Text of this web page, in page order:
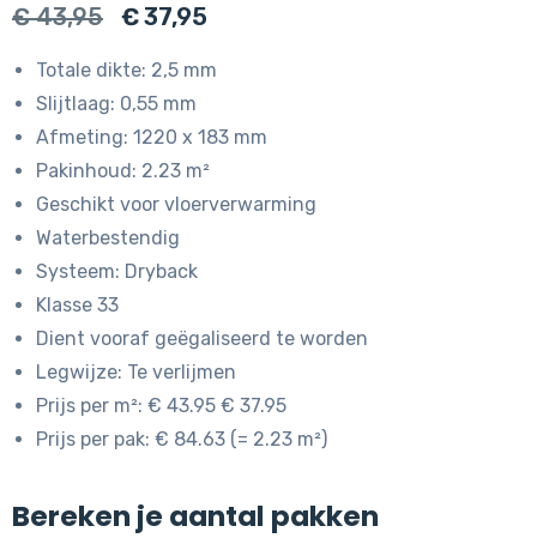
€43,95
Oorspronkelijke
€ 43,95.
€37,95
€ 37,95.
Totale dikte: 2,5 mm
Slijtlaag: 0,55 mm
Afmeting: 1220 x 183 mm
Pakinhoud: 2.23 m²
Geschikt voor vloerverwarming
Waterbestendig
Systeem: Dryback
Klasse 33
Dient vooraf geëgaliseerd te worden
Legwijze: Te verlijmen
Prijs per m²: € 43.95 € 37.95
Prijs per pak: € 84.63 (= 2.23 m²)
Bereken je aantal pakken